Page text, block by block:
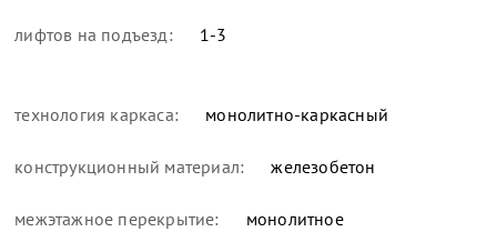
лифтов на подъезд: 1-3
технология каркаса: монолитно-каркасный
конструкционный материал: железобетон
межэтажное перекрытие: монолитное